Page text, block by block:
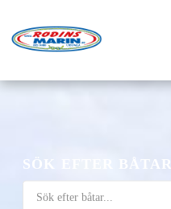
SÖK EFTER BÅTAR